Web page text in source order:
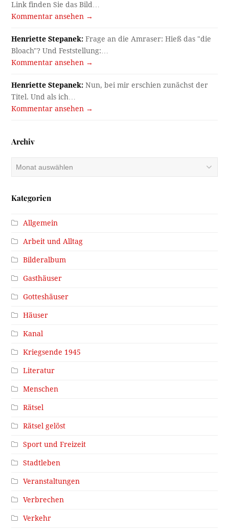
Link finden Sie das Bild…
Kommentar ansehen →
Henriette Stepanek: Frage an die Amraser: Hieß das "die
Bloach"? Und Feststellung:…
Kommentar ansehen →
Henriette Stepanek: Nun, bei mir erschien zunächst der
Titel. Und als ich…
Kommentar ansehen →
Archiv
Archiv
Kategorien
Allgemein
Arbeit und Alltag
Bilderalbum
Gasthäuser
Gotteshäuser
Häuser
Kanal
Kriegsende 1945
Literatur
Menschen
Rätsel
Rätsel gelöst
Sport und Freizeit
Stadtleben
Veranstaltungen
Verbrechen
Verkehr